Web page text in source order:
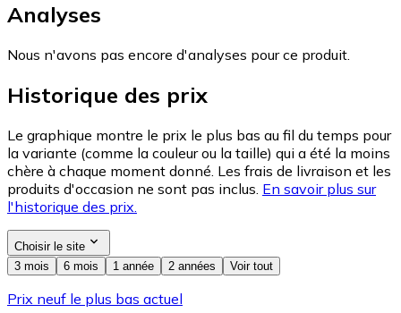
Analyses
Nous n'avons pas encore d'analyses pour ce produit.
Historique des prix
Le graphique montre le prix le plus bas au fil du temps pour
la variante (comme la couleur ou la taille) qui a été la moins
chère à chaque moment donné. Les frais de livraison et les
produits d'occasion ne sont pas inclus. En savoir plus sur
l'historique des prix.
Choisir le site
3 mois
6 mois 1 année 2 années Voir tout
Prix neuf le plus bas actuel